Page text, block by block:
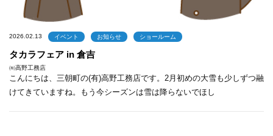
2026.02.13 イベント お知らせ ショールーム
タカラフェア in 倉吉
㈲高野工務店
こんにちは、三朝町の(有)高野工務店です。2月初めの大雪も少しずつ融
けてきていますね。もう今シーズンは雪は降らないでほし